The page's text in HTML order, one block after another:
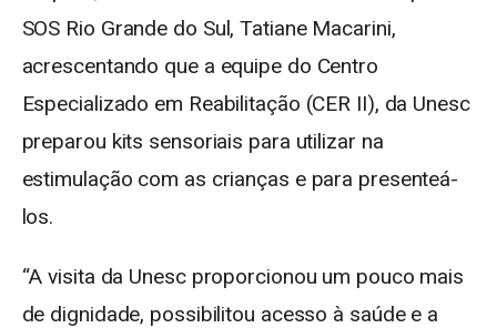
SOS Rio Grande do Sul, Tatiane Macarini,
acrescentando que a equipe do Centro
Especializado em Reabilitação (CER II), da Unesc
preparou kits sensoriais para utilizar na
estimulação com as crianças e para presenteá-
los.
“A visita da Unesc proporcionou um pouco mais
de dignidade, possibilitou acesso à saúde e a